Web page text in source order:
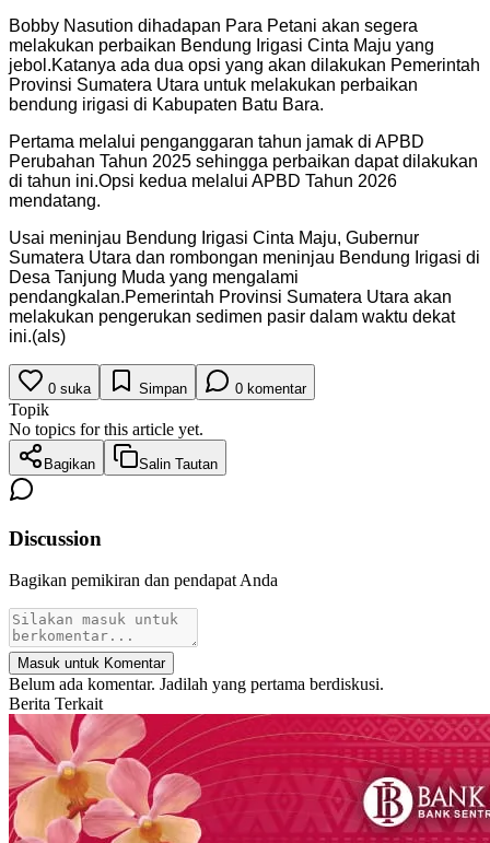
Bobby Nasution dihadapan Para Petani akan segera
melakukan perbaikan Bendung Irigasi Cinta Maju yang
jebol.Katanya ada dua opsi yang akan dilakukan Pemerintah
Provinsi Sumatera Utara untuk melakukan perbaikan
bendung irigasi di Kabupaten Batu Bara.
Pertama melalui penganggaran tahun jamak di APBD
Perubahan Tahun 2025 sehingga perbaikan dapat dilakukan
di tahun ini.Opsi kedua melalui APBD Tahun 2026
mendatang.
Usai meninjau Bendung Irigasi Cinta Maju, Gubernur
Sumatera Utara dan rombongan meninjau Bendung Irigasi di
Desa Tanjung Muda yang mengalami
pendangkalan.Pemerintah Provinsi Sumatera Utara akan
melakukan pengerukan sedimen pasir dalam waktu dekat
ini.(als)
0 suka Simpan 0 komentar
Topik
No topics for this article yet.
Bagikan Salin Tautan
Discussion
Bagikan pemikiran dan pendapat Anda
Masuk untuk Komentar
Belum ada komentar. Jadilah yang pertama berdiskusi.
Berita Terkait